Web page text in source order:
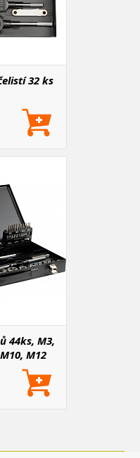
32 ks
44ks, M3,
M12